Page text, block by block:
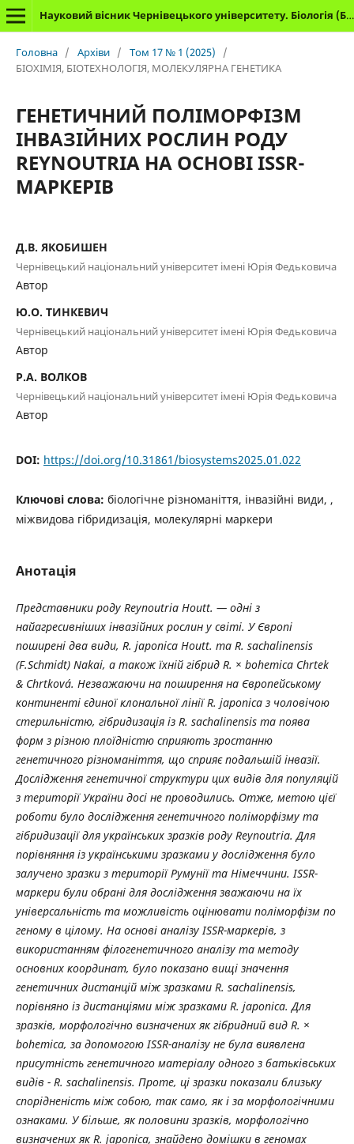
Науковий вісник Чернівецького університету. Біологія (Біологічні системи)
Головна / Архіви / Том 17 № 1 (2025)
/
БІОХІМІЯ, БІОТЕХНОЛОГІЯ, МОЛЕКУЛЯРНА ГЕНЕТИКА
ГЕНЕТИЧНИЙ ПОЛІМОРФІЗМ
ІНВАЗІЙНИХ РОСЛИН РОДУ
REYNOUTRIA НА ОСНОВІ ISSR-
МАРКЕРІВ
Д.В. ЯКОБИШЕН
Чернівецький національний університет імені Юрія Федьковича
Автор
Ю.О. ТИНКЕВИЧ
Чернівецький національний університет імені Юрія Федьковича
Автор
Р.А. ВОЛКОВ
Чернівецький національний університет імені Юрія Федьковича
Автор
DOI: https://doi.org/10.31861/biosystems2025.01.022
Ключові слова: біологічне різноманіття, інвазійні види, ,
міжвидова гібридизація, молекулярні маркери
Анотація
Представники роду Reynoutria Houtt. — одні з
найагресивніших інвазійних рослин у світі. У Європі
поширені два види, R. japonica Houtt. та R. sachalinensis
(F.Schmidt) Nakai, а також їхній гібрид R. × bohemica Chrtek
& Chrtková. Незважаючи на поширення на Європейському
континенті єдиної клональної лінії R. japonica з чоловічою
стерильністю, гібридизація із R. sachalinensis та поява
форм з різною плоїдністю сприяють зростанню
генетичного різноманіття, що сприяє подальшій інвазії.
Дослідження генетичної структури цих видів для популяцій
з території України досі не проводились. Отже, метою цієї
роботи було дослідження генетичного поліморфізму та
гібридизації для українських зразків роду Reynoutria. Для
порівняння із українськими зразками у дослідження було
залучено зразки з території Румунії та Німеччини. ISSR-
маркери були обрані для дослідження зважаючи на їх
універсальність та можливість оцінювати поліморфізм по
геному в цілому. На основі аналізу ISSR-маркерів, з
використанням філогенетичного аналізу та методу
основних координат, було показано вищі значення
генетичних дистанцій між зразками R. sachalinensis,
порівняно із дистанціями між зразками R. japonica. Для
зразків, морфологічно визначених як гібридний вид R. ×
bohemica, за допомогою ISSR-аналізу не була виявлена
присутність генетичного матеріалу одного з батьківських
видів - R. sachalinensis. Проте, ці зразки показали близьку
спорідненість між собою, так само, як і за морфологічними
ознаками. У більше, як половини зразків, морфологічно
визначених як R. japonica, знайдено домішки в геномах